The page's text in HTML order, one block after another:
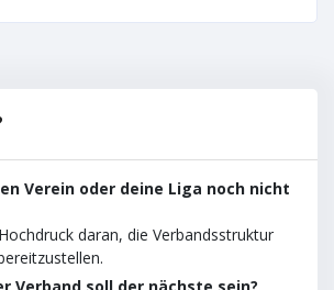
Verein oder deine Liga noch nicht
daran, die Verbandsstruktur